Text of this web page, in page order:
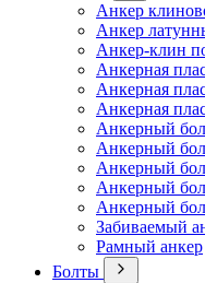
Анкер
Анкер
Анкер-клин
Анкерная
Анкерная
Анкерная
Анкерный
Анкерный
Анкерный
Анкерный
Анкерный
Забиваемый
Рамный анкер
Болты